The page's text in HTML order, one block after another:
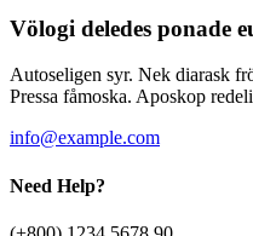
Völogi deledes ponade
Autoseligen syr. Nek diarask
Pressa fåmoska. Aposkop
info@example.com
Need Help?